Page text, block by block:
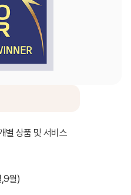
별 상품 및 서비스
월)